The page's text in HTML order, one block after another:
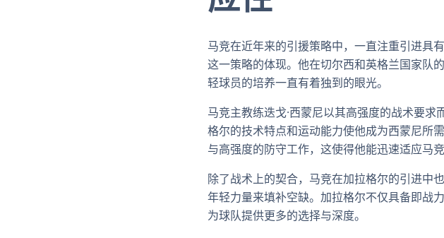
马竞在近年来的引援策略中，一直注重引进具
这一策略的体现。他在切尔西和英格兰国家队
轻球员的培养一直有着独到的眼光。
马竞主教练迭戈·西蒙尼以其高强度的战术要
格尔的技术特点和运动能力使他成为西蒙尼所
与高强度的防守工作，这使得他能迅速适应马竞
除了战术上的契合，马竞在加拉格尔的引进中
年轻力量来填补空缺。加拉格尔不仅具备即战
为球队提供更多的选择与深度。